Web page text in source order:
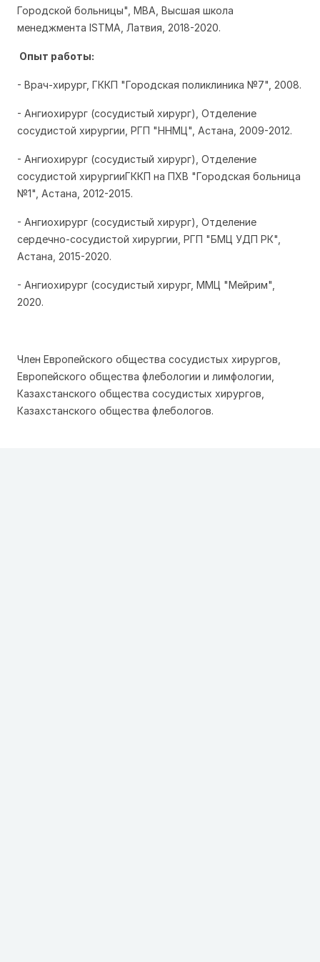
Городской больницы", МВА, Высшая школа
менеджмента ISTMA, Латвия, 2018-2020.
Опыт работы:
- Врач-хирург, ГККП "Городская поликлиника №7", 2008.
- Ангиохирург (сосудистый хирург), Отделение
сосудистой хирургии, РГП "ННМЦ", Астана, 2009-2012.
- Ангиохирург (сосудистый хирург), Отделение
сосудистой хирургииГККП на ПХВ "Городская больница
№1", Астана, 2012-2015.
- Ангиохирург (сосудистый хирург), Отделение
сердечно-сосудистой хирургии, РГП "БМЦ УДП РК",
Астана, 2015-2020.
- Ангиохирург (сосудистый хирург, ММЦ "Мейрим",
2020.
Член Европейского общества сосудистых хирургов,
Европейского общества флебологии и лимфологии,
Казахстанского общества сосудистых хирургов,
Казахстанского общества флебологов.